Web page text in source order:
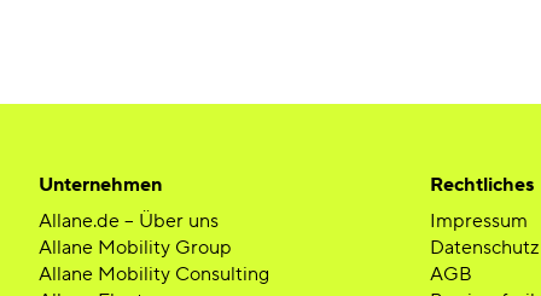
Unternehmen
Allane.de – Über uns
Allane Mobility Group
Allane Mobility Consulting
Rechtliches
Impressum
Datenschutz
AGB